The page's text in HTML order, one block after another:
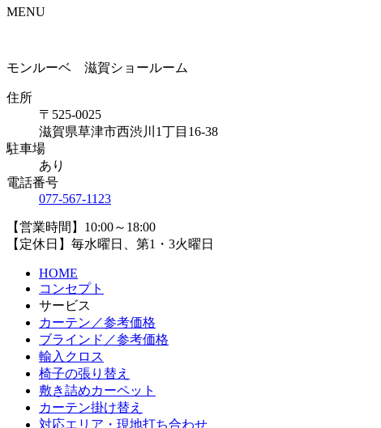
MENU
モンルーベ 滋賀ショールーム
住所
〒525-0025
滋賀県草津市西渋川1丁目16-38
駐車場
あり
電話番号
077-567-1123
【営業時間】10:00～18:00
【定休日】毎水曜日、第1・3火曜日
HOME
コンセプト
サービス
カーテン／参考価格
ブラインド／参考価格
輸入クロス
椅子の張り替え
敷き詰めカーペット
カーテン掛け替え
対応エリア・現地打ち合わせ